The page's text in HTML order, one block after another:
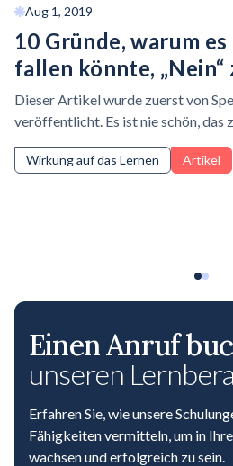
Aug 1, 2019
10 Gründe, warum
fallen könnte, „Nein“
Dieser Artikel wurde zuerst von
veröffentlicht. Es ist nie schön, das
Wirkung auf das Lernen Artikel
Einen Anruf
unseren
Erfahren Sie, wie unsere
Fähigkeiten vermitteln, um in
wachsen und erfolgreich zu sein.